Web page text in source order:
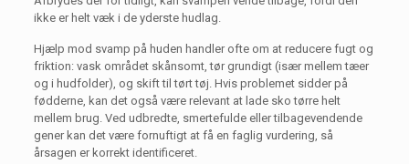
ikke er helt væk i de yderste hudlag.
Hjælp mod svamp på huden handler ofte om at reducere fugt og
friktion: vask området skånsomt, tør grundigt (især mellem tæer
og i hudfolder), og skift til tørt tøj. Hvis problemet sidder på
fødderne, kan det også være relevant at lade sko tørre helt
mellem brug. Ved udbredte, smertefulde eller tilbagevendende
gener kan det være fornuftigt at få en faglig vurdering, så
årsagen er korrekt identificeret.